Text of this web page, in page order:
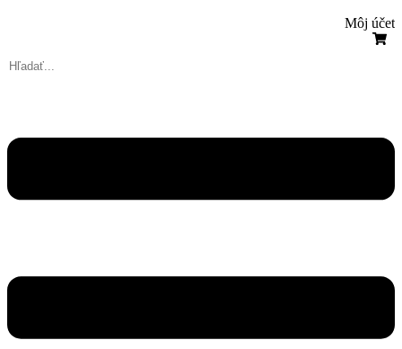
Môj účet